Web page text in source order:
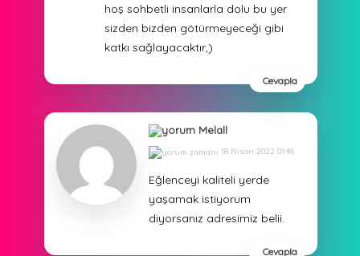
hoş sohbetli insanlarla dolu bu yer
sizden bizden götürmeyeceği gibi
katkı sağlayacaktır,)
Cevapla
Melall
18 Nisan 2022 01:46
Eğlenceyi kaliteli yerde
yaşamak istiyorum
diyorsanız adresimiz belii.
Cevapla